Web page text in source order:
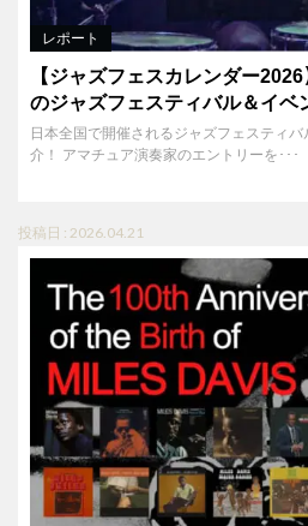
レポート
【ジャズフェスカレンダー
のジャズフェスティバル＆イベ
日本全国で開催されるジャズフェスティ
介！ アマチュア演奏家のエントリーを･･･
投稿日 : 2026.04.21